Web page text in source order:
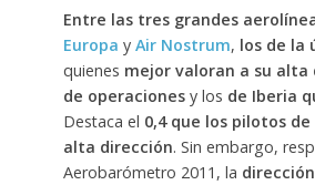
Entre las tres grandes
Europa y Air Nostrum, los de la
quienes mejor valoran a su alta
de operacionesy los de Iberia
Destaca el 0,4 que los pilotos
alta dirección. Sin embargo,
Aerobarómetro 2011, la